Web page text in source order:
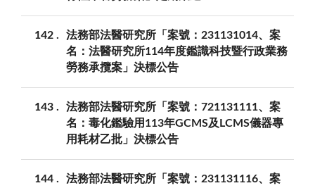
142
法務部法醫研究所「案號：231131014、案
名：法醫研究所114年度鑑識科技暨行政業務
勞務承攬案」決標公告
143
法務部法醫研究所「案號：721131111、案
名：毒化鑑驗用113年GCMS及LCMS儀器專
用耗材乙批」決標公告
144
法務部法醫研究所「案號：231131116、案